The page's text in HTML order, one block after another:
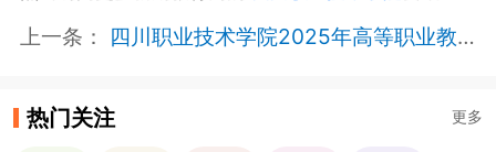
上一条： 四川职业技术学院2025年高等职业教育单独考试招生章程
热门关注 更多